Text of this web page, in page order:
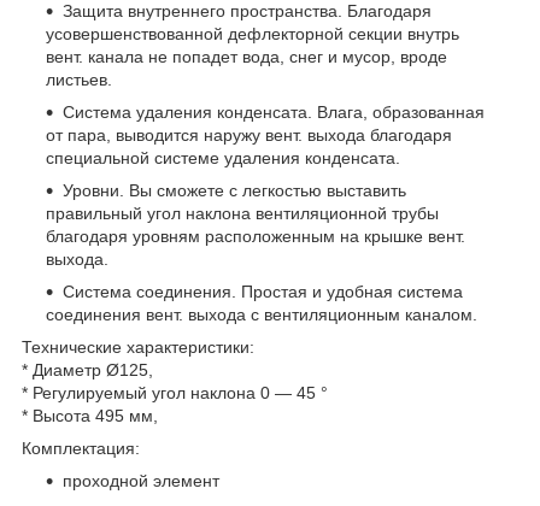
Защита внутреннего пространства. Благодаря
усовершенствованной дефлекторной секции внутрь
вент. канала не попадет вода, снег и мусор, вроде
листьев.
Система удаления конденсата. Влага, образованная
от пара, выводится наружу вент. выхода благодаря
специальной системе удаления конденсата.
Уровни. Вы сможете с легкостью выставить
правильный угол наклона вентиляционной трубы
благодаря уровням расположенным на крышке вент.
выхода.
Система соединения. Простая и удобная система
соединения вент. выхода с вентиляционным каналом.
Технические характеристики:
* Диаметр Ø125,
* Регулируемый угол наклона 0 — 45 °
* Высота 495 мм,
Комплектация:
проходной элемент